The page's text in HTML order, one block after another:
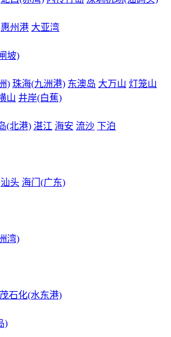
惠州港 大亚湾
坡)
) 珠海(九洲港) 东澳岛 大万山 灯笼山
山 井岸(白蕉)
(北港) 湛江 海安 流沙 下泊
汕头 海门(广东)
湾)
茂石化(水东港)
)